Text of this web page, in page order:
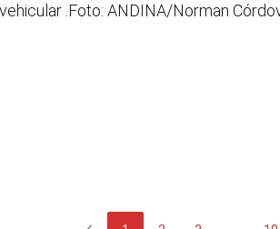
.Foto: ANDINA/Norman